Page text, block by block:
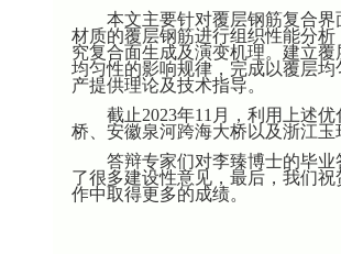
本文主要针对覆层钢筋复合
材质的覆层钢筋进行组织性能分
究复合面生成及演变机理。建立
均匀性的影响规律，完成以覆层
产提供理论及技术指导。
截止2023年11月，利用上述
桥、安徽泉河跨海大桥以及浙江
答辩专家们对李臻博士的毕
了很多建设性意见，最后，我们
作中取得更多的成绩。